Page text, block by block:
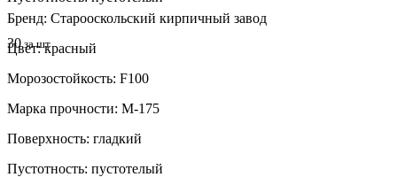
30за шт
Бренд: Старооскольский кирпичный завод
Цвет: красный
Морозостойкость: F100
Марка прочности: М-175
Поверхность: гладкий
Пустотность: пустотелый